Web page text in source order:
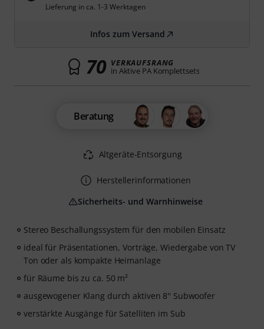
Stereo Beschallungssystem für den mobilen Einsatz
ideal für Präsentationen, Vorträge, Wiedergabe von TV
Ton oder als kompakte Heimanlage
für Räume bis zu ca. 50 m²
ausgewogener Klang durch aktiven 8'' Subwoofer
verstärkte Ausgänge für Satelliten im Sub
Lieferung in ca. 1-3 Werktagen
Infos zum Versand
70 VERKAUFSRANG
in Aktive PA Komplettsets
Beratung
Altgeräte-Entsorgung
Herstellerinformationen
Sicherheits- und Warnhinweise